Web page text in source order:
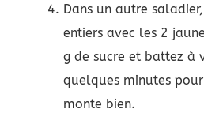
Dans un autre
entiers avec les 2
g de sucre et battez à
quelques minutes
monte bien.